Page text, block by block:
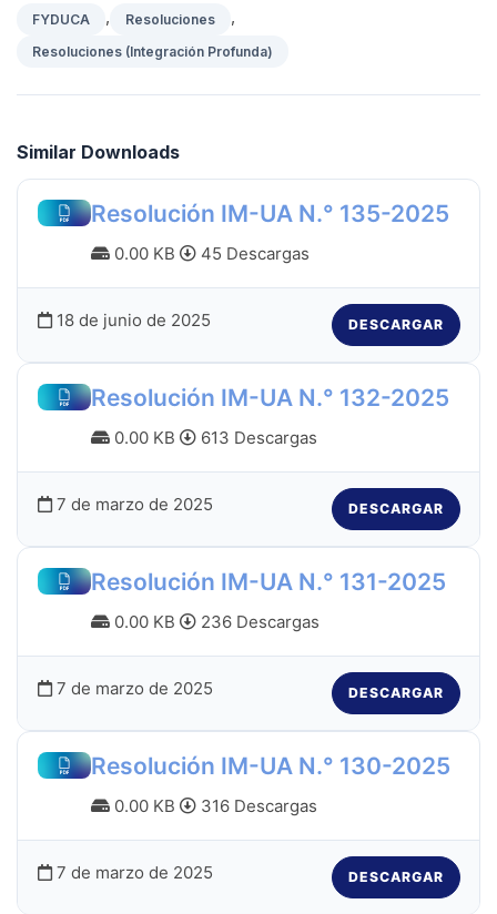
FYDUCA Resoluciones
Resoluciones (Integración Profunda)
Similar Downloads
Resolución IM-UA N.° 135-2025
0.00 KB 45 Descargas
18 de junio de 2025 DESCARGAR
Resolución IM-UA N.° 132-2025
0.00 KB 613 Descargas
7 de marzo de 2025 DESCARGAR
Resolución IM-UA N.° 131-2025
0.00 KB 236 Descargas
7 de marzo de 2025 DESCARGAR
Resolución IM-UA N.° 130-2025
0.00 KB 316 Descargas
7 de marzo de 2025 DESCARGAR